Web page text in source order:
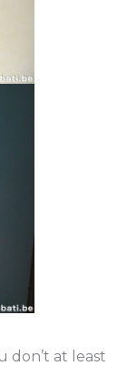
don’t at least